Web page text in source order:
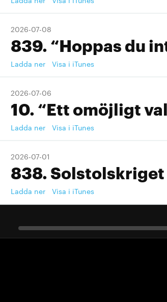
2026-07-08
839. “Hoppas du
Ladda ner Visa i iTunes
2026-07-06
10. “Ett omöjligt
Ladda ner Visa i iTunes
2026-07-01
838. Solstolskriget
Ladda ner Visa i iTunes
9. "Ett landslag att